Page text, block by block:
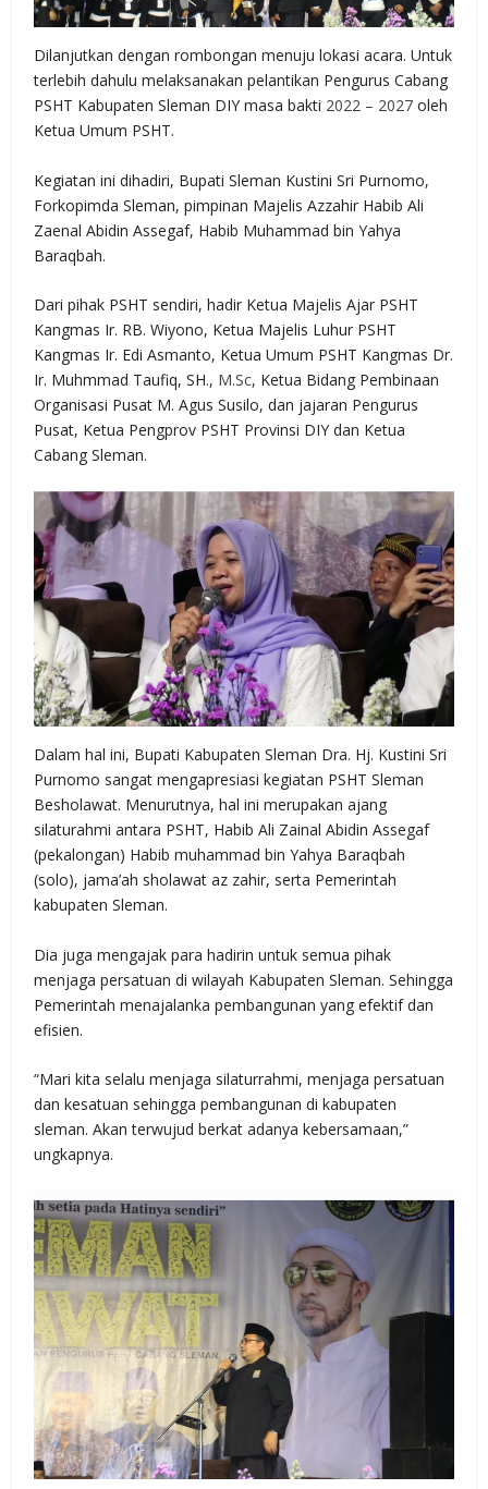
Dilanjutkan dengan rombongan menuju lokasi acara. Untuk
terlebih dahulu melaksanakan pelantikan Pengurus Cabang
PSHT Kabupaten Sleman DIY masa bakti 2022 – 2027 oleh
Ketua Umum PSHT.
Kegiatan ini dihadiri, Bupati Sleman Kustini Sri Purnomo,
Forkopimda Sleman, pimpinan Majelis Azzahir Habib Ali
Zaenal Abidin Assegaf, Habib Muhammad bin Yahya
Baraqbah.
Dari pihak PSHT sendiri, hadir Ketua Majelis Ajar PSHT
Kangmas Ir. RB. Wiyono, Ketua Majelis Luhur PSHT
Kangmas Ir. Edi Asmanto, Ketua Umum PSHT Kangmas Dr.
Ir. Muhmmad Taufiq, SH., M.Sc, Ketua Bidang Pembinaan
Organisasi Pusat M. Agus Susilo, dan jajaran Pengurus
Pusat, Ketua Pengprov PSHT Provinsi DIY dan Ketua
Cabang Sleman.
Dalam hal ini, Bupati Kabupaten Sleman Dra. Hj. Kustini Sri
Purnomo sangat mengapresiasi kegiatan PSHT Sleman
Besholawat. Menurutnya, hal ini merupakan ajang
silaturahmi antara PSHT, Habib Ali Zainal Abidin Assegaf
(pekalongan) Habib muhammad bin Yahya Baraqbah
(solo), jama’ah sholawat az zahir, serta Pemerintah
kabupaten Sleman.
Dia juga mengajak para hadirin untuk semua pihak
menjaga persatuan di wilayah Kabupaten Sleman. Sehingga
Pemerintah menajalanka pembangunan yang efektif dan
efisien.
“Mari kita selalu menjaga silaturrahmi, menjaga persatuan
dan kesatuan sehingga pembangunan di kabupaten
sleman. Akan terwujud berkat adanya kebersamaan,”
ungkapnya.